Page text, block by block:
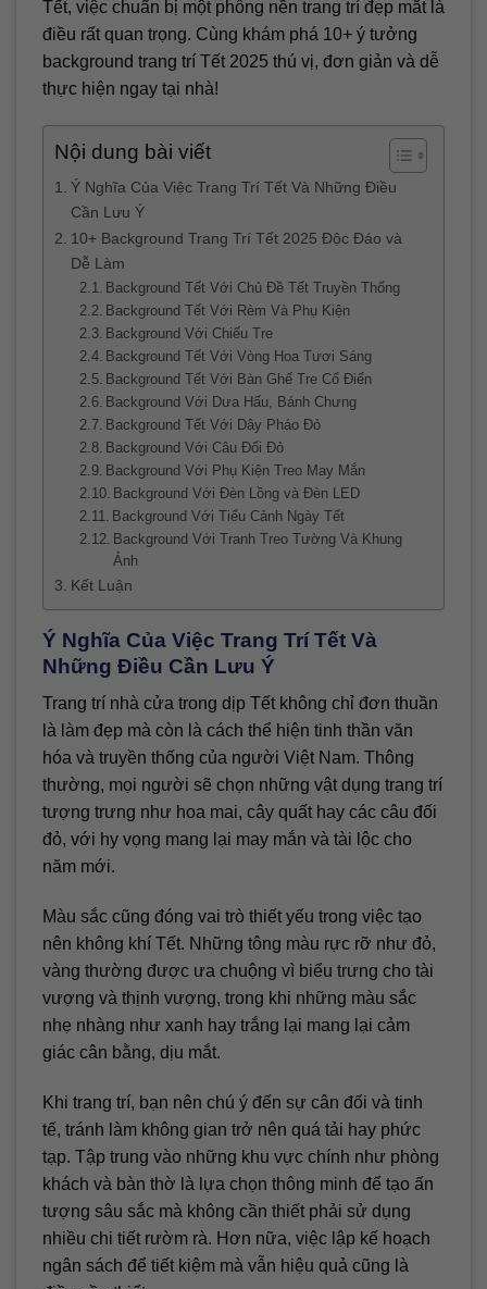
Tết, việc chuẩn bị một phông nền trang trí đẹp mắt là
điều rất quan trọng. Cùng khám phá 10+ ý tưởng
background trang trí Tết 2025 thú vị, đơn giản và dễ
thực hiện ngay tại nhà!
Nội dung bài viết
Ý Nghĩa Của Việc Trang Trí Tết Và Những Điều
Cần Lưu Ý
10+ Background Trang Trí Tết 2025 Độc Đáo và
Dễ Làm
Background Tết Với Chủ Đề Tết Truyền Thống
Background Tết Với Rèm Và Phụ Kiện
Background Với Chiếu Tre
Background Tết Với Vòng Hoa Tươi Sáng
Background Tết Với Bàn Ghế Tre Cổ Điển
Background Với Dưa Hấu, Bánh Chưng
Background Tết Với Dây Pháo Đỏ
Background Với Câu Đối Đỏ
Background Với Phụ Kiện Treo May Mắn
Background Với Đèn Lồng và Đèn LED
Background Với Tiểu Cảnh Ngày Tết
Background Với Tranh Treo Tường Và Khung
Ảnh
Kết Luận
Ý Nghĩa Của Việc Trang Trí Tết Và
Những Điều Cần Lưu Ý
Trang trí nhà cửa trong dịp Tết không chỉ đơn thuần
là làm đẹp mà còn là cách thể hiện tinh thần văn
hóa và truyền thống của người Việt Nam. Thông
thường, mọi người sẽ chọn những vật dụng trang trí
tượng trưng như hoa mai, cây quất hay các câu đối
đỏ, với hy vọng mang lại may mắn và tài lộc cho
năm mới.
Màu sắc cũng đóng vai trò thiết yếu trong việc tạo
nên không khí Tết. Những tông màu rực rỡ như đỏ,
vàng thường được ưa chuộng vì biểu trưng cho tài
vượng và thịnh vượng, trong khi những màu sắc
nhẹ nhàng như xanh hay trắng lại mang lại cảm
giác cân bằng, dịu mắt.
Khi trang trí, bạn nên chú ý đến sự cân đối và tinh
tế, tránh làm không gian trở nên quá tải hay phức
tạp. Tập trung vào những khu vực chính như phòng
khách và bàn thờ là lựa chọn thông minh để tạo ấn
tượng sâu sắc mà không cần thiết phải sử dụng
nhiều chi tiết rườm rà. Hơn nữa, việc lập kế hoạch
ngân sách để tiết kiệm mà vẫn hiệu quả cũng là